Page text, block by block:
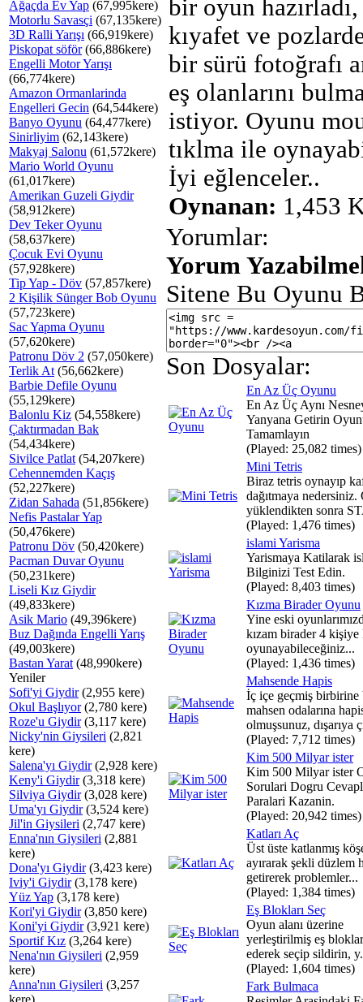
Ağaçda Ev Yap (67,995kere)
Motorlu Savasçi (67,135kere)
3D Ralli Yarışı (66,919kere)
Piskopat söför(66,886kere)
Engelli Motor Yarışı
(66,774kere)
Amazon Ormanlarinda
Engelleri Gecin (64,544kere)
Banyo Oyunu (64,477kere)
Sinirliyim (62,143kere)
Makyaj Salonu (61,572kere)
Mario World Oyunu
(61,017kere)
Amerikan Guzeli Giydir
(58,912kere)
Dev Teker Oyunu
(58,637kere)
Çocuk Evi Oyunu
(57,928kere)
Tip Yap - Döv (57,857kere)
2 Kişilik Sünger Bob Oyunu
(57,723kere)
Sac Yapma Oyunu
(57,620kere)
Patronu Döv 2 (57,050kere)
Terlik At (56,662kere)
Barbie Defile Oyunu
(55,129kere)
Balonlu Kiz (54,558kere)
Çaktırmadan Bak
(54,434kere)
Sivilce Patlat (54,207kere)
Cehennemden Kaçış
(52,227kere)
Zidan Sahada (51,856kere)
Nefis Pastalar Yap
(50,476kere)
Patronu Döv (50,420kere)
Pacman Duvar Oyunu
(50,231kere)
Liseli Kız Giydir
(49,833kere)
Asik Mario (49,396kere)
Buz Dağında Engelli Yarış
(49,003kere)
Bastan Yarat (48,990kere)
Yeniler
Sofi'yi Giydir(2,955 kere)
Okul Başlıyor(2,780 kere)
Roze'u Giydir(3,117 kere)
Nicky'nin Giysileri (2,821
kere)
Salena'yı Giydir(2,928 kere)
Keny'i Giydir(3,318 kere)
Silviya Giydir(3,028 kere)
Uma'yı Giydir(3,524 kere)
Jil'in Giysileri (2,747 kere)
Enna'nın Giysileri (2,881
kere)
Dona'yı Giydir(3,423 kere)
Iviy'i Giydir(3,178 kere)
Yüz Yap (3,178 kere)
Kori'yi Giydir(3,850 kere)
Koni'yi Giydir(3,921 kere)
Sportif Kız (3,264 kere)
Nena'nın Giysileri (2,959
kere)
Anna'nın Giysileri (3,257
kere)
bir oyun
kıyafet ve
bir sürü fotoğrafı
eş olanlarını
istiyor. Oyunu
tıklma ile
İyi eğlenceler..
Oynanan: 1,453
Yorumlar:
Yorum
Sitene Bu Oyunu
Son Dosyalar:
En Az Üç Oyunu
En Az Üç Aynı
Yanyana Getirin
Tamamlayın
(Played: 25,082 times)
Mini Tetris
Biraz tetris oynayıp
dağıtmaya nedersiniz.
yüklendikten sonra
(Played: 1,476 times)
islami Yarisma
Yarismaya Katilarak
Bilginizi Test Edin.
(Played: 8,403 times)
Kızma Birader Oyunu
Yine eski
kızam birader 4 kişiye
oyunayabileceğiniz...
(Played: 1,436 times)
Mahsende Hapis
İç içe geçmiş birbirine
mahsen odalarına
olmuşsunuz, dışarıya
(Played: 7,712 times)
Kim 500 Milyar ister
Kim 500 Milyar ister
Sorulari Dogru
Paralari Kazanin.
(Played: 20,942 times)
Katları Aç
Üst üste katlanmış
ayırarak şekli düzlem
getirerek problemler...
(Played: 1,384 times)
Eş Blokları Seç
Oyun alanı üzerine
yerleştirilmiş eş
ederek seçip sildirin,
(Played: 1,604 times)
Fark Bulmaca